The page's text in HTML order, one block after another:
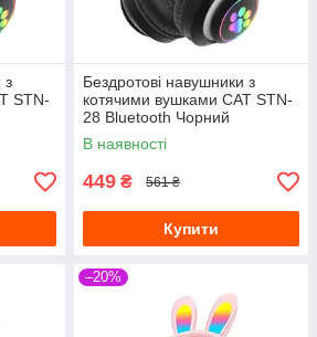
з
STN-
Бездротові навушники з
котячими вушками CAT STN-
28 Bluetooth Чорний
В наявності
449 ₴ 561 ₴
Купити
–20%